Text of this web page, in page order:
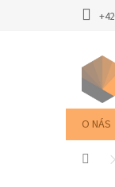
O NÁS
Domů